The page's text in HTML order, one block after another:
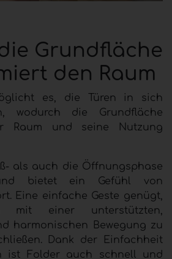
Grundfläche
den Raum
es, die Türen in sich
wodurch die Grundfläche
Raum und seine Nutzung
als auch die Öffnungsphase
bietet ein Gefühl von
Eine einfache Geste genügt,
einer unterstützten,
harmonischen Bewegung zu
Dank der Einfachheit
ist Folder auch schnell und